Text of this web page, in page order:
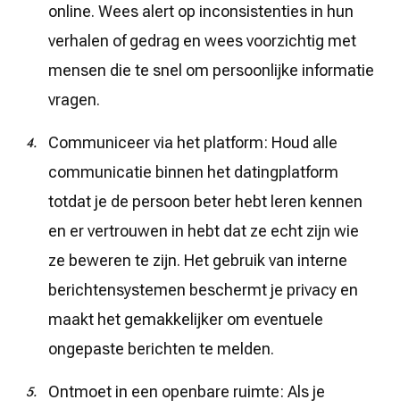
online. Wees alert op inconsistenties in hun
verhalen of gedrag en wees voorzichtig met
mensen die te snel om persoonlijke informatie
vragen.
Communiceer via het platform: Houd alle
communicatie binnen het datingplatform
totdat je de persoon beter hebt leren kennen
en er vertrouwen in hebt dat ze echt zijn wie
ze beweren te zijn. Het gebruik van interne
berichtensystemen beschermt je privacy en
maakt het gemakkelijker om eventuele
ongepaste berichten te melden.
Ontmoet in een openbare ruimte: Als je